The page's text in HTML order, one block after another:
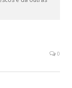
0